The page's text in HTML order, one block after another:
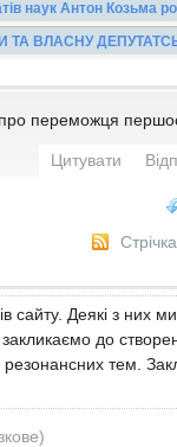
третьої
наук Антон Козьма
із науковим
ВЛАСНУ
народний депутат
Верховної...
переможця
Цитувати
сайту. Деякі з них
до
тем.